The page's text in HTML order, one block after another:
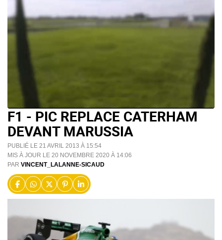
F1 - PIC REPLACE CATERHAM
DEVANT MARUSSIA
PUBLIÉ LE 21 AVRIL 2013 À 15:54
MIS À JOUR LE 20 NOVEMBRE 2020 À 14:06
PAR VINCENT_LALANNE-SICAUD